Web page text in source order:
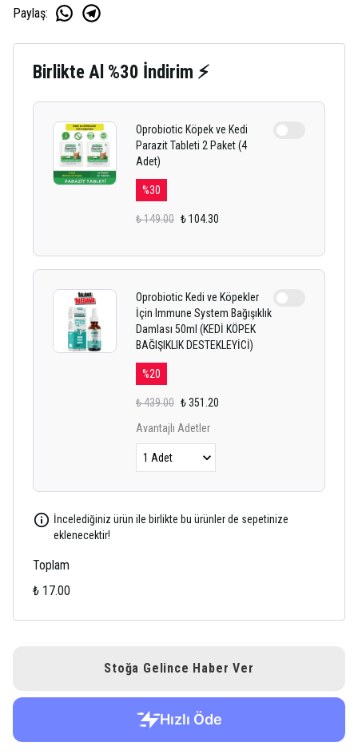
Paylaş:
Birlikte Al %30 İndirim ⚡
Oprobiotic Köpek ve Kedi
Parazit Tableti 2 Paket (4
Adet)
%30
₺ 149.00 ₺ 104.30
Oprobiotic Kedi ve Köpekler
İçin Immune System Bağışıklık
Damlası 50ml (KEDİ KÖPEK
BAĞIŞIKLIK DESTEKLEYİCİ)
%20
₺ 439.00 ₺ 351.20
Avantajlı Adetler
İncelediğiniz ürün ile birlikte bu ürünler de sepetinize
eklenecektir!
Toplam
₺ 17.00
Stoğa Gelince Haber Ver